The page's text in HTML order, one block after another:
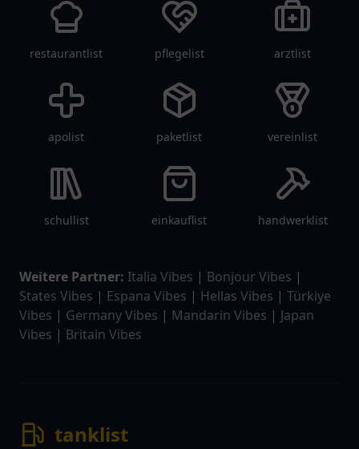
restaurantlist pflegelist arztlist
apolist paketlist vereinlist
schullist einkauflist handwerklist
Weitere Partner: Italia Vibes | Bonjour Vibes |
States Vibes | Espana Vibes | Hellas Vibes | Türkiye
Vibes | Germany Vibes | Mandarin Vibes | Japan
Vibes | Britain Vibes
tanklist